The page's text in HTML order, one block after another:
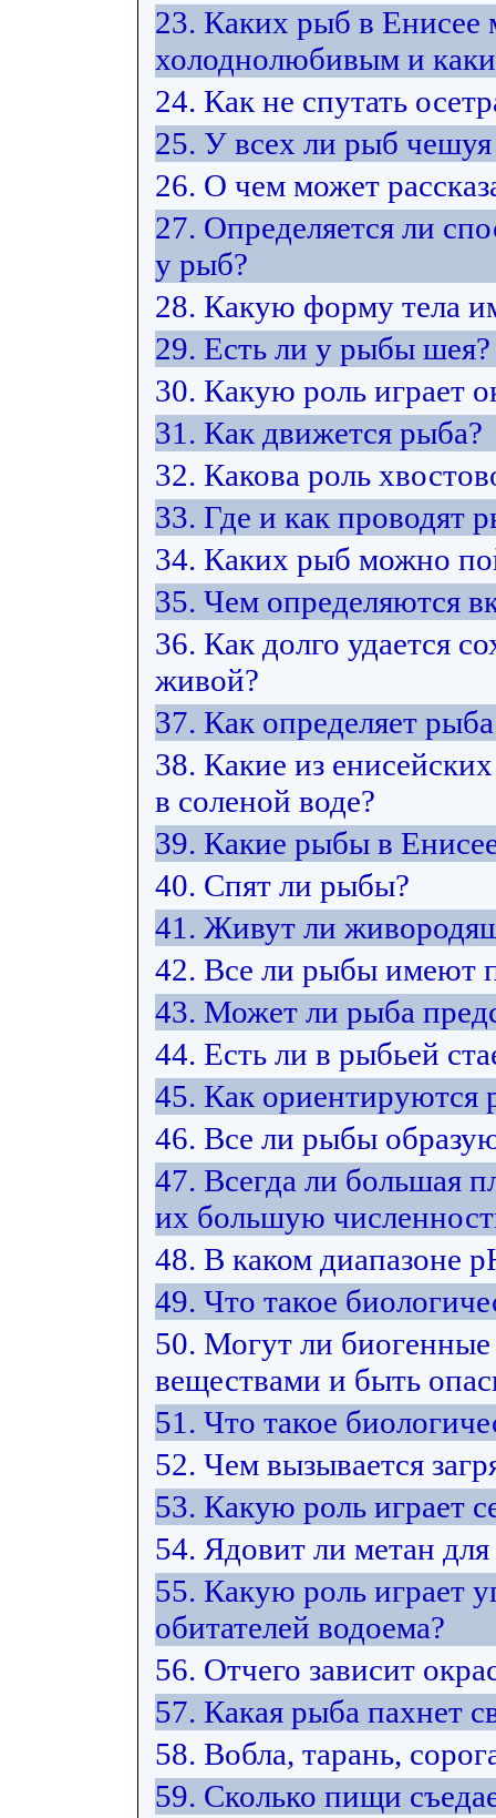
23. Каких рыб в Енисее
холоднолюбивым и
24. Как не спутать
25. У всех ли рыб чешуя
26. О чем может
27. Определяется ли
у рыб?
28. Какую форму тела
29. Есть ли у рыбы шея?
30. Какую роль играет
31. Как движется рыба?
32. Какова роль
33. Где и как проводят
34. Каких рыб можно
35. Чем определяются
36. Как долго удается
живой?
37. Как определяет
38. Какие из
в соленой воде?
39. Какие рыбы в
40. Спят ли рыбы?
41. Живут ли
42. Все ли рыбы имеют
43. Может ли рыба
44. Есть ли в рыбьей
45. Как ориентируются
46. Все ли рыбы
47. Всегда ли большая
их большую
48. В каком диапазоне
49. Что такое
50. Могут ли
веществами и быть
51. Что такое
52. Чем вызывается
53. Какую роль играет
54. Ядовит ли метан
55. Какую роль играет
обитателей водоема?
56. Отчего зависит
57. Какая рыба пахнет
58. Вобла, тарань,
59. Сколько пищи